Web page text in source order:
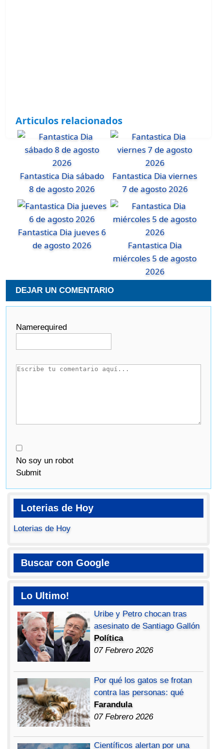
Articulos relacionados
Fantastica Dia sábado
8 de agosto 2026
Fantastica Dia viernes
7 de agosto 2026
Fantastica Dia jueves 6
de agosto 2026
Fantastica Dia
miércoles 5 de agosto
2026
DEJAR UN COMENTARIO
Namerequired
No soy un robot
Submit
Loterias de Hoy
Loterias de Hoy
Buscar con Google
Lo Ultimo!
Uribe y Petro chocan tras
asesinato de Santiago Gallón
Política
07 Febrero 2026
Por qué los gatos se frotan
contra las personas: qué
Farandula
07 Febrero 2026
Científicos alertan por una